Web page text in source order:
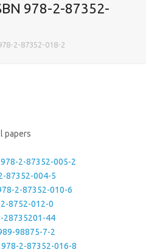
978-2-87352-
2-87352-018-2
papers
978-2-87352-005-2
87352-004-5
2-87352-010-6
8752-012-0
28735201-44
98875-7-2
978-2-87352-016-8